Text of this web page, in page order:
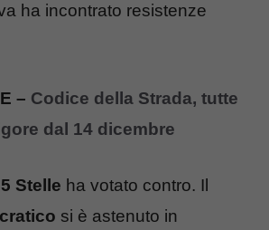
ha incontrato resistenze
– Codice della Strada, tutte
dal 14 dicembre
Stelle ha votato contro. Il
si è astenuto in